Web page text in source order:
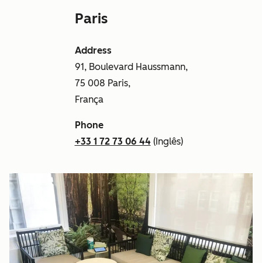
Paris
Address
91, Boulevard Haussmann,
75 008 Paris,
França
Phone
+33 1 72 73 06 44 (Inglês)